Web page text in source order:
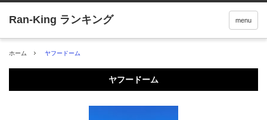
menu
ホーム ヤフードーム
ヤフードーム